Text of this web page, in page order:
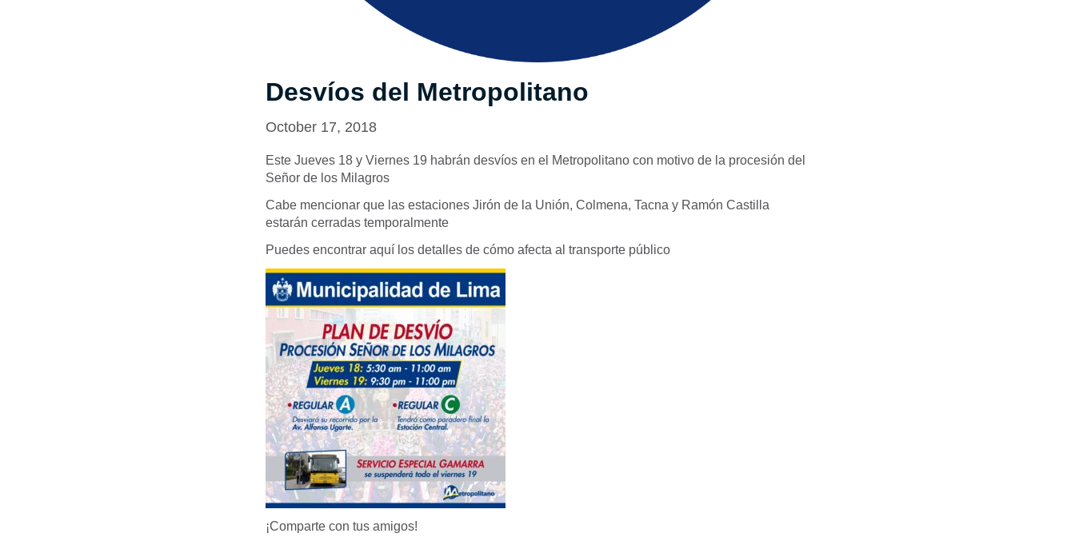
Desvíos del Metropolitano
October 17, 2018
Este Jueves 18 y Viernes 19 habrán desvíos en el Metropolitano con motivo de la procesión del
Señor de los Milagros
Cabe mencionar que las estaciones Jirón de la Unión, Colmena, Tacna y Ramón Castilla
estarán cerradas temporalmente
Puedes encontrar aquí los detalles de cómo afecta al transporte público
¡Comparte con tus amigos!